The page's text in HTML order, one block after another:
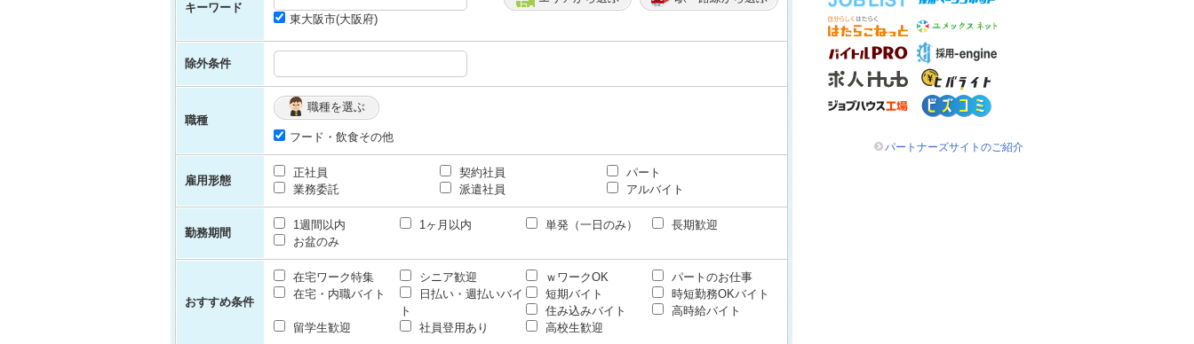
キーワード
東大阪市(大阪府)
除外条件
職種
職種を選ぶ
フード・飲食その他
雇用形態
正社員 契約社員
パート
業務委託
派遣社員 アルバイト
勤務期間
1週間以内 1ヶ月以内 単発（一日のみ）
長期歓迎
お盆のみ
おすすめ条件
在宅ワーク特集 シニア歓迎 ｗワークOK
パートのお仕事
在宅・内職バイト
日払い・週払いバイ
ト
短期バイト
時短勤務OKバイト
住み込みバイト
高時給バイト
留学生歓迎
社員登用あり 高校生歓迎
パートナーズサイトのご紹介